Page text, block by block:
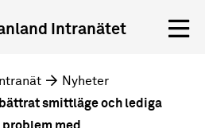
Intranätet
Nyheter
smittläge och lediga